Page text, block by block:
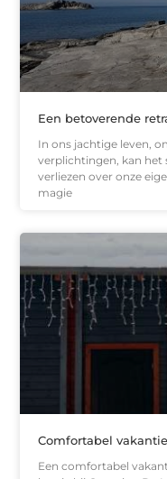
Een betoverende
In ons jachtige leven,
verplichtingen, kan het
verliezen over onze
magie
Comfortabel
Een comfortabel